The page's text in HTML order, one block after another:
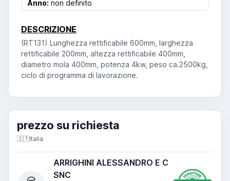
Anno: non definito
DESCRIZIONE
(RT131) Lunghezza rettificabile 600mm, larghezza
rettificabile 200mm, altezza rettificabile 400mm,
diametro mola 400mm, potenza 4kw, peso ca.2500kg,
ciclo di programma di lavorazione.
prezzo su richiesta
🇮🇹Italia
ARRIGHINI ALESSANDRO E C
SNC